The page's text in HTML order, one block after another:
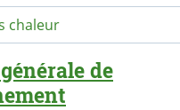
chaleur
de